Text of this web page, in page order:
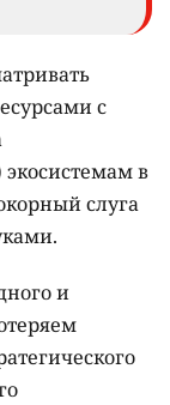
с
в
слуга
и